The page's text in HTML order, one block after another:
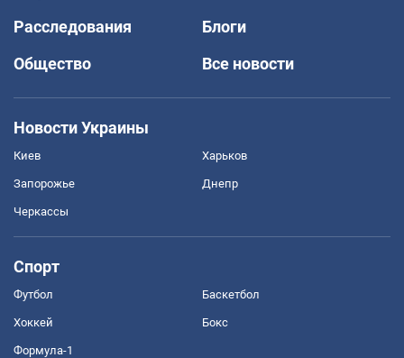
Расследования
Блоги
Общество
Все новости
Новости Украины
Киев Харьков
Запорожье Днепр
Черкассы
Спорт
Футбол Баскетбол
Хоккей Бокс
Формула-1